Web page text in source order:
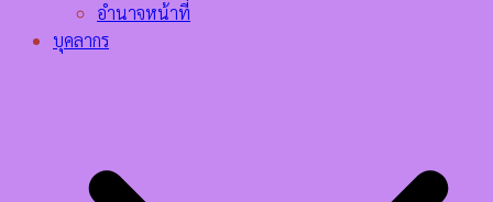
อำนาจหน้าที่
บุคลากร